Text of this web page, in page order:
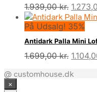
1.939,00kr. Den
pris
var:
På Udsalg! 35%
Antidark Palla Mini
1.699,00kr. Den
pris
@ customhouse.dk
×